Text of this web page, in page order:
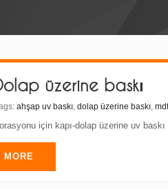
üzerine baskı
ahşap uv baskı, dolap üzerine baskı,
için kapı-dolap üzerine uv baskı
MORE